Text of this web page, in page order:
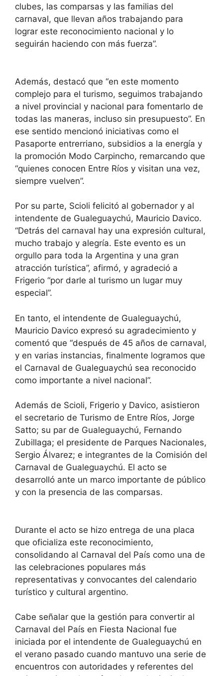
clubes, las comparsas y las familias del
carnaval, que llevan años trabajando para
lograr este reconocimiento nacional y lo
seguirán haciendo con más fuerza”.
Además, destacó que “en este momento
complejo para el turismo, seguimos trabajando
a nivel provincial y nacional para fomentarlo de
todas las maneras, incluso sin presupuesto”. En
ese sentido mencionó iniciativas como el
Pasaporte entrerriano, subsidios a la energía y
la promoción Modo Carpincho, remarcando que
“quienes conocen Entre Ríos y visitan una vez,
siempre vuelven”.
Por su parte, Scioli felicitó al gobernador y al
intendente de Gualeguaychú, Mauricio Davico.
“Detrás del carnaval hay una expresión cultural,
mucho trabajo y alegría. Este evento es un
orgullo para toda la Argentina y una gran
atracción turística”, afirmó, y agradeció a
Frigerio “por darle al turismo un lugar muy
especial”.
En tanto, el intendente de Gualeguaychú,
Mauricio Davico expresó su agradecimiento y
comentó que “después de 45 años de carnaval,
y en varias instancias, finalmente logramos que
el Carnaval de Gualeguaychú sea reconocido
como importante a nivel nacional”.
Además de Scioli, Frigerio y Davico, asistieron
el secretario de Turismo de Entre Ríos, Jorge
Satto; su par de Gualeguaychú, Fernando
Zubillaga; el presidente de Parques Nacionales,
Sergio Álvarez; e integrantes de la Comisión del
Carnaval de Gualeguaychú. El acto se
desarrolló ante un marco importante de público
y con la presencia de las comparsas.
Durante el acto se hizo entrega de una placa
que oficializa este reconocimiento,
consolidando al Carnaval del País como una de
las celebraciones populares más
representativas y convocantes del calendario
turístico y cultural argentino.
Cabe señalar que la gestión para convertir al
Carnaval del País en Fiesta Nacional fue
iniciada por el intendente de Gualeguaychú en
el verano pasado cuando mantuvo una serie de
encuentros con autoridades y referentes del